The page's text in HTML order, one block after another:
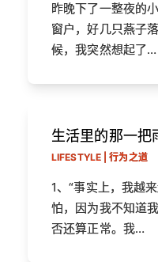
昨晚下了一整夜的
窗户，好几只燕子
候，我突然想起了…
生活里的那一把
LIFESTYLE | 行为之道
1、“事实上，我越
怕，因为我不知道
否还算正常。我…